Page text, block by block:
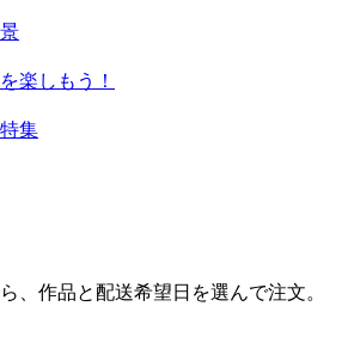
楽しもう！
集
、作品と配送希望日を選んで注文。